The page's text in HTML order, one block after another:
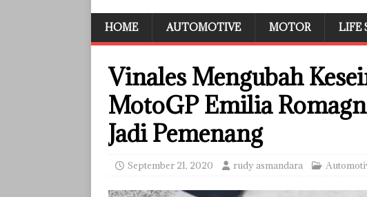
HOME AUTOMOTIVE MOTOR LIFE
Vinales Mengubah
MotoGP Emilia
Jadi Pemenang
September 21, 2020 rudy asmandara